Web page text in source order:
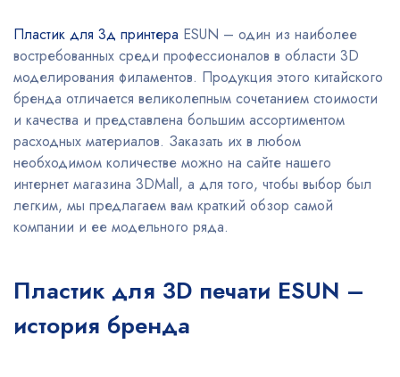
Пластик для 3д принтера ESUN – один из наиболее
востребованных среди профессионалов в области 3D
моделирования филаментов. Продукция этого китайского
бренда отличается великолепным сочетанием стоимости
и качества и представлена большим ассортиментом
расходных материалов. Заказать их в любом
необходимом количестве можно на сайте нашего
интернет магазина 3DMall, а для того, чтобы выбор был
легким, мы предлагаем вам краткий обзор самой
компании и ее модельного ряда.
Пластик для 3D печати ESUN –
история бренда